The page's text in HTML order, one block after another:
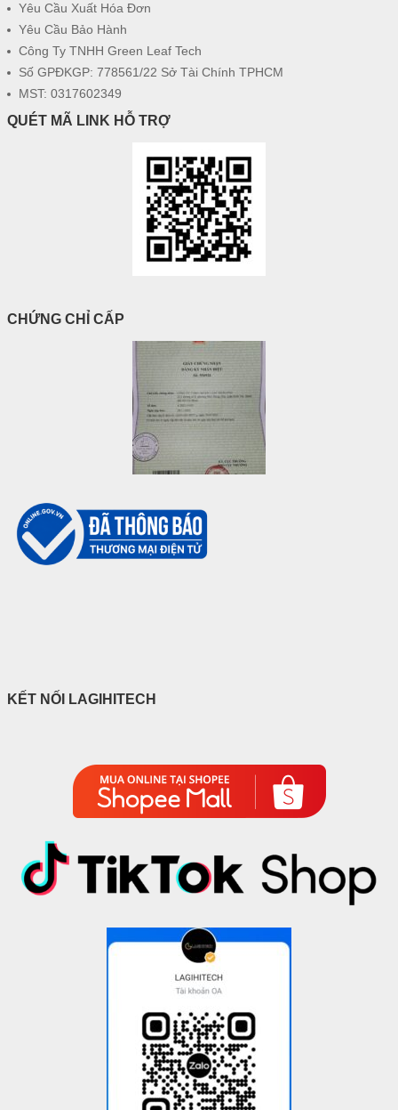
Yêu Cầu Xuất Hóa Đơn
Yêu Cầu Bảo Hành
Công Ty TNHH Green Leaf Tech
Số GPĐKGP: 778561/22 Sở Tài Chính TPHCM
MST: 0317602349
QUÉT MÃ LINK HỖ TRỢ
CHỨNG CHỈ CẤP
KẾT NỐI LAGIHITECH